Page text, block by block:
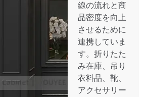
線の流れと商
品密度を向上
させるために
連携していま
す。折りたた
み在庫、吊り
衣料品、靴、
アクセサリー